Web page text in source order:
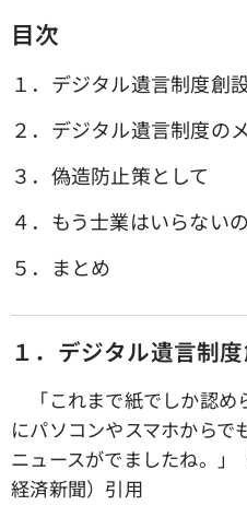
目次
１．デジタル遺言制度創
２．デジタル遺言制度の
３．偽造防止策として
４．もう士業はいらない
５．まとめ
１．デジタル遺言制
「これまで紙でしか認め
にパソコンやスマホからで
ニュースがでましたね。
経済新聞）引用